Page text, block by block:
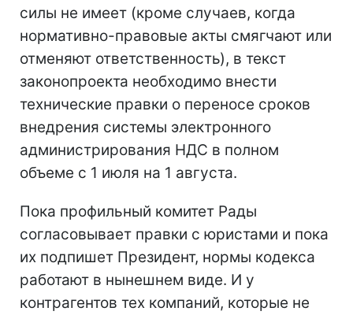
силы не имеет (кроме случаев, когда
нормативно-правовые акты смягчают или
отменяют ответственность), в текст
законопроекта необходимо внести
технические правки о переносе сроков
внедрения системы электронного
администрирования НДС в полном
объеме с 1 июля на 1 августа.
Пока профильный комитет Рады
согласовывает правки с юристами и пока
их подпишет Президент, нормы кодекса
работают в нынешнем виде. И у
контрагентов тех компаний, которые не